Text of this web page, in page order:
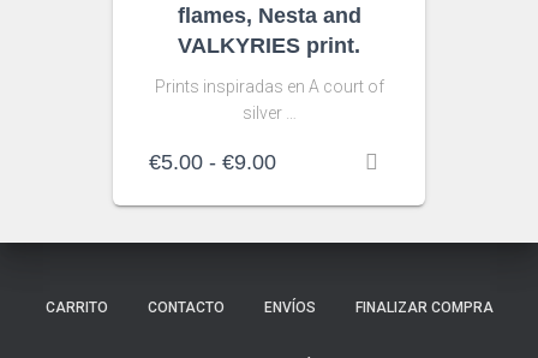
flames, Nesta and
VALKYRIES print.
Prints inspiradas en A court of
silver …
€5.00 - €9.00Rango
precios:
€9.00
CARRITO CONTACTO ENVÍOS FINALIZAR COMPRA